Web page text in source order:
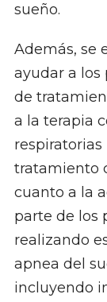
sueño.
Además, se
ayudar a los
de
a la terapia
respiratorias
tratamiento
cuanto a la
parte de los
realizando
apnea del
incluyendo